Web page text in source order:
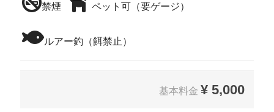
禁煙 ペット可（要ゲージ）
ルアー釣（餌禁止）
基本料金 ¥ 5,000